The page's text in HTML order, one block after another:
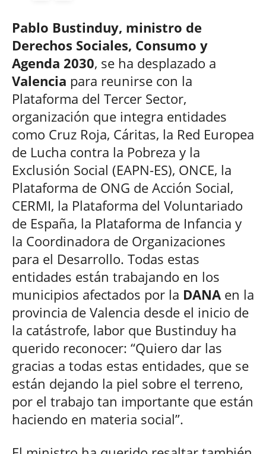
Pablo Bustinduy, ministro de
Derechos Sociales, Consumo y
Agenda 2030, se ha desplazado a
Valencia para reunirse con la
Plataforma del Tercer Sector,
organización que integra entidades
como Cruz Roja, Cáritas, la Red Europea
de Lucha contra la Pobreza y la
Exclusión Social (EAPN-ES), ONCE, la
Plataforma de ONG de Acción Social,
CERMI, la Plataforma del Voluntariado
de España, la Plataforma de Infancia y
la Coordinadora de Organizaciones
para el Desarrollo. Todas estas
entidades están trabajando en los
municipios afectados por la DANA en la
provincia de Valencia desde el inicio de
la catástrofe, labor que Bustinduy ha
querido reconocer: “Quiero dar las
gracias a todas estas entidades, que se
están dejando la piel sobre el terreno,
por el trabajo tan importante que están
haciendo en materia social”.